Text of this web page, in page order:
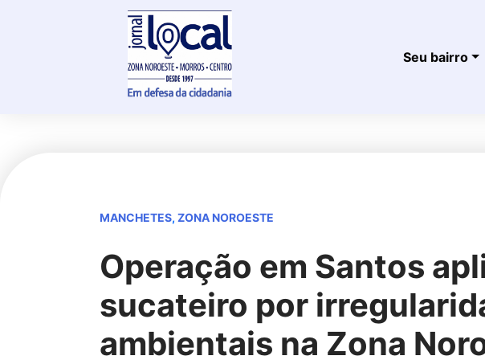
Seu bairro
MANCHETES, ZONA NOROESTE
Operação em Santos
sucateiro por
ambientais na Zona